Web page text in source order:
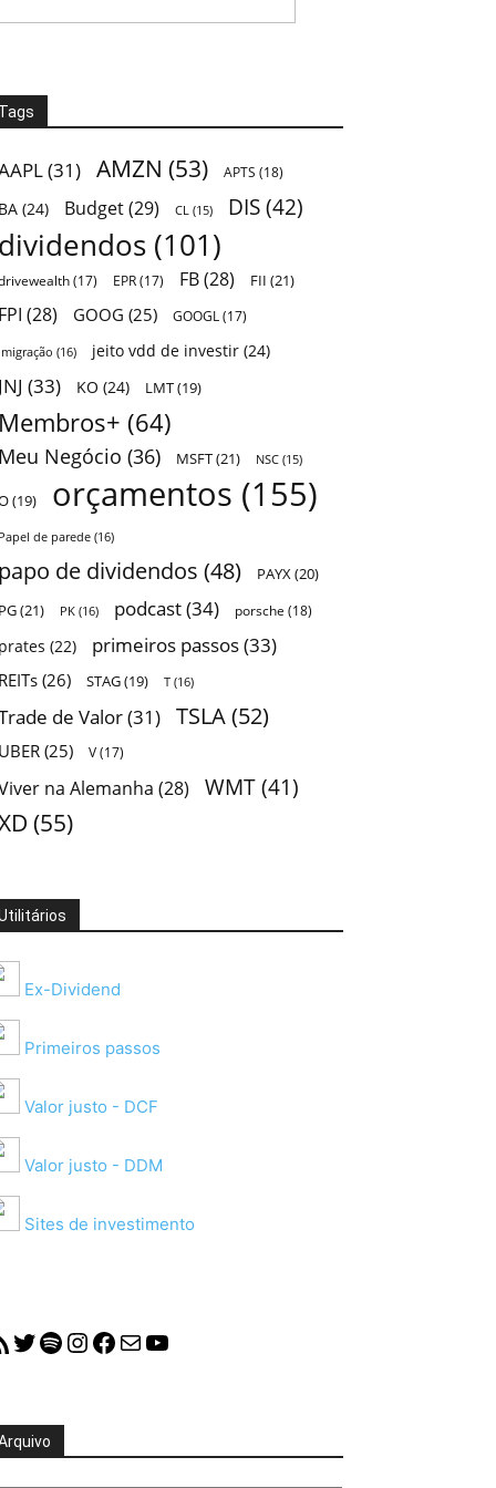
(31) AMZN (53) APTS (18)
(24) Budget(29) CL (15) DIS (42)
(101)
(17) EPR(17) FB(28) FII (21)
(28) GOOG (25) GOOGL (17)
(16) jeito vdd de investir (24)
(33) KO (24) LMT(19)
(64)
Negócio (36) MSFT(21) NSC (15)
(19) orçamentos (155)
de parede (16)
de dividendos (48) PAYX(20)
(21) PK (16) podcast(34) porsche (18)
(22) primeiros passos(33)
(26) STAG(19) T (16)
de Valor(31) TSLA(52)
(25) V(17)
na Alemanha (28) WMT (41)
(55)
Ex-Dividend
Primeiros passos
Valor justo - DCF
Valor justo - DDM
Sites de investimento
Feed
Twitter
Spotify
Instagram
Facebook
MailYouTube